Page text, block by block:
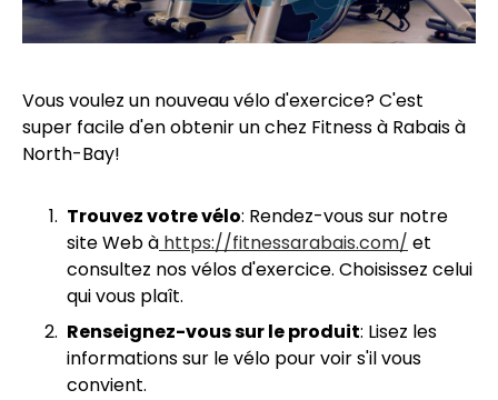
Vous voulez un nouveau vélo d'exercice? C'est
super facile d'en obtenir un chez Fitness à Rabais à
North-Bay!
Trouvez votre vélo: Rendez-vous sur notre
site Web à https://fitnessarabais.com/ et
consultez nos vélos d'exercice. Choisissez celui
qui vous plaît.
Renseignez-vous sur le produit: Lisez les
informations sur le vélo pour voir s'il vous
convient.